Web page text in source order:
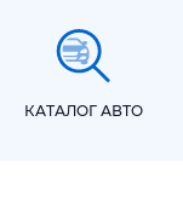
КАТАЛОГ АВТО